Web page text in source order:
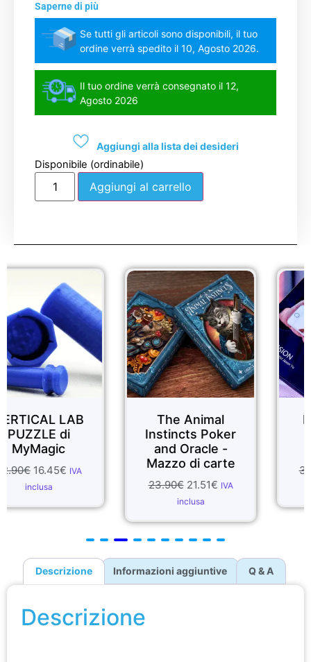
Saperne di più
Se tutti gli articoli sono disponibili, il tuo
ordine verrà spedito il 10, Agosto 2026.
Il tuo ordine verrà consegnato il 12,
Agosto 2026
Aggiungi alla lista dei desideri
Disponibile (ordinabile)
Aggiungi al carrello
LAB
di
€ IVA
The Animal
Instincts Poker
and Oracle -
Mazzo di carte
21.51€ IVA
31.49
Descrizione Informazioni aggiuntive Q & A
Descrizione